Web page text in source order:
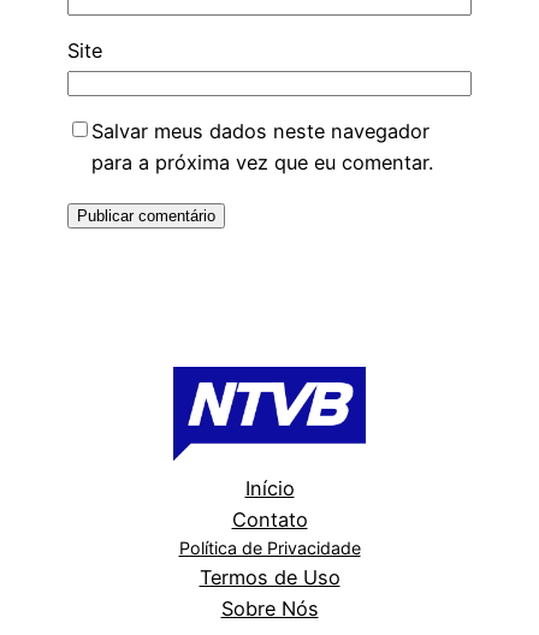
Site
Salvar meus dados neste navegador
para a próxima vez que eu comentar.
Início
Contato
Política de Privacidade
Termos de Uso
Sobre Nós